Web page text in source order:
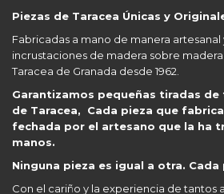
Piezas de Taracea Únicas y
Fabricadas a mano de manera
incrustaciones de madera sobre
Taracea de Granada desde 1962.
Garantizamos pequeñas tiradas
de Taracea, Cada pieza que
fechada por el artesano que la ha
manos.
Ninguna pieza es igual a otra. Cada
Con el cariño y la experiencia de tantos